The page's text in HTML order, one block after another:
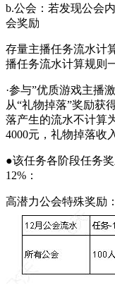
b.公会：若发现公会
会奖励
存量主播任务流水计
播任务流水计算规则
·参与”优质游戏主播
从“礼物掉落”奖励获
落产生的流水不计算
4000元，礼物掉落收
●该任务各阶段任务
12%：
高潜力公会特殊奖励：